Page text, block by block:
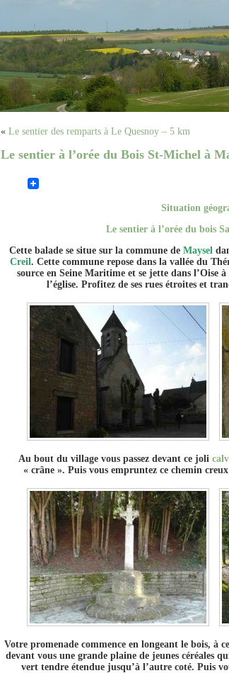
« Le sentier des remparts à Le Quesnoy – 5 km
Le sentier à l’orée du Bois St-Michel à
Situation
Le sentier à l’orée du bois
Cette balade se situe sur la commune de Maysel
Creil. Cette commune repose dans la vallée du
source en Seine Maritime et se jette dans l’Oise
l’église. Profitez de ses rues étroites et
Au bout du village vous passez devant ce joli
« crâne ». Puis vous empruntez ce chemin
Votre promenade commence en longeant le bois, à
devant vous une grande plaine de jeunes céréales
vert tendre étendue jusqu’à l’autre coté. Puis